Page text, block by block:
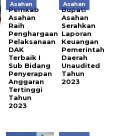
Asahan
Pemkab
Asahan
Raih
Penghargaan
Pelaksanaan
DAK
Terbaik I
Sub Bidang
Penyerapan
Anggaran
Tertinggi
Tahun
2023
Asahan
Bupati
Asahan
Serahkan
Laporan
Keuangan
Pemerintah
Daerah
Unaudited
Tahun
2023